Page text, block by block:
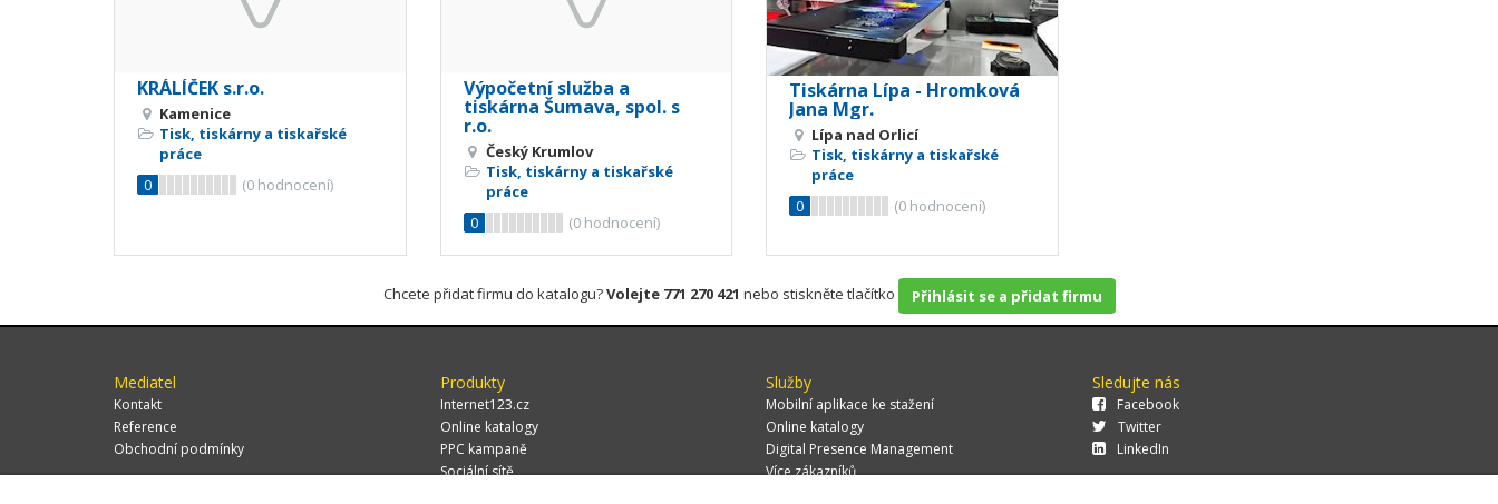
KRÁLÍČEK s.r.o.
Kamenice
Tisk, tiskárny a tiskařské
práce
0
(0 hodnocení)
Výpočetní služba a
tiskárna Šumava, spol. s
r.o.
Český Krumlov
Tisk, tiskárny a tiskařské
práce
0
(0hodnocení)
Tiskárna Lípa - Hromková
Jana Mgr.
Lípa nad Orlicí
Tisk, tiskárny a tiskařské
práce
0
(0 hodnocení)
Chcete přidat firmu do katalogu?Volejte 771 270 421 nebo stiskněte tlačítko Přihlásit se a přidat firmu
Mediatel
Kontakt
Reference
Obchodní podmínky
Produkty
Internet123.cz
Online katalogy
PPC kampaně
Sociální sítě
Služby
Mobilní aplikace ke stažení
Online katalogy
Digital Presence Management
Více zákazníků
Sledujte nás
Facebook
Twitter
LinkedIn